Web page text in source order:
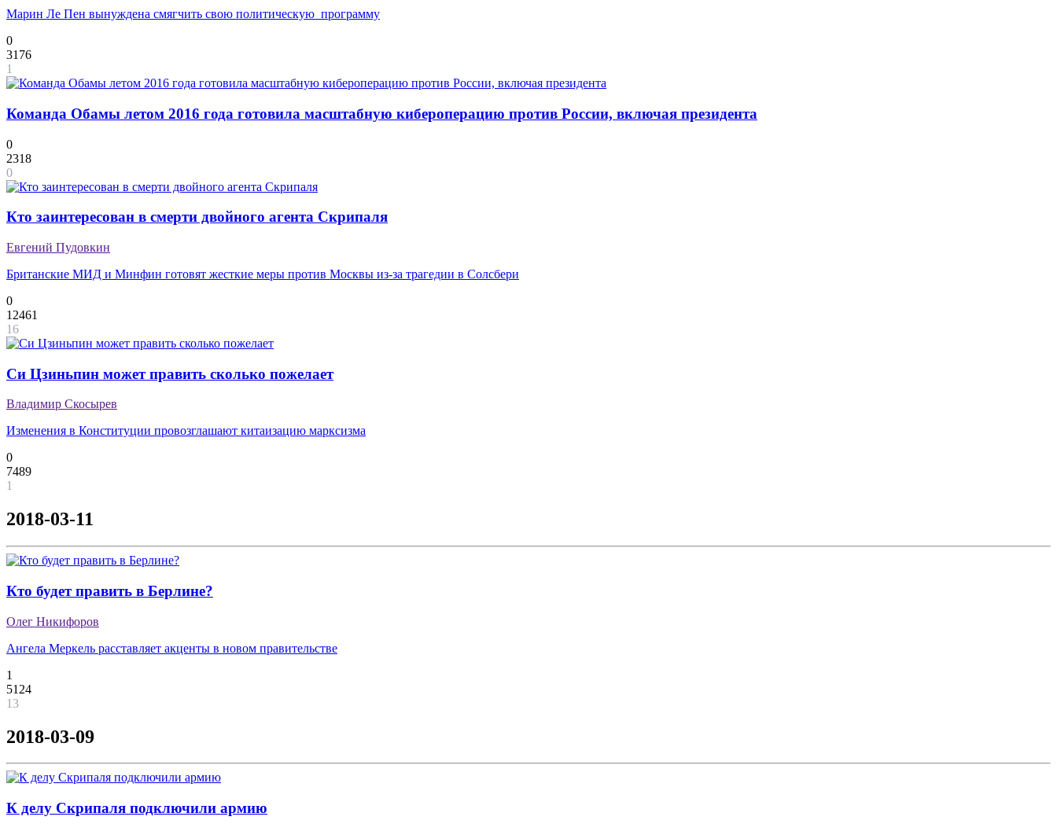
Марин Ле Пен вынуждена смягчить свою политическую программу
0
3176
1
Команда Обамы летом 2016 года готовила масштабную кибероперацию против России, включая президента
0
2318
0
Кто заинтересован в смерти двойного агента Скрипаля
Евгений Пудовкин
Британские МИД и Минфин готовят жесткие меры против Москвы из-за трагедии в Солсбери
0
12461
16
Си Цзиньпин может править сколько пожелает
Владимир Скосырев
Изменения в Конституции провозглашают китаизацию марксизма
0
7489
1
2018-03-11
Кто будет править в Берлине?
Олег Никифоров
Ангела Меркель расставляет акценты в новом правительстве
1
5124
13
2018-03-09
К делу Скрипаля подключили армию